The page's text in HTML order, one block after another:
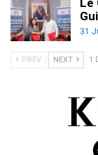
Le
31
PREV NEXT 1